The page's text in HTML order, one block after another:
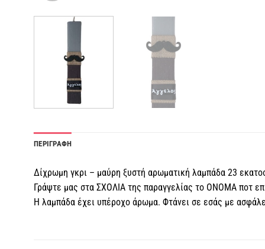
ΠΕΡΙΓΡΑΦΗ
Δίχρωμη γκρι – μαύρη ξυστή αρωματική λαμπάδα 23
Γράψτε μας στα ΣΧΟΛΙΑ της παραγγελίας το ΟΝΟΜΑ ποτ
Η λαμπάδα έχει υπέροχο άρωμα. Φτάνει σε εσάς με